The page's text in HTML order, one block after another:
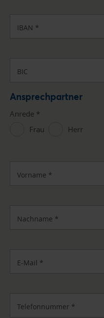
IBAN *
BIC
Ansprechpartner
Anrede *
Frau
Herr
Vorname *
Nachname *
E-Mail *
Telefonnummer *